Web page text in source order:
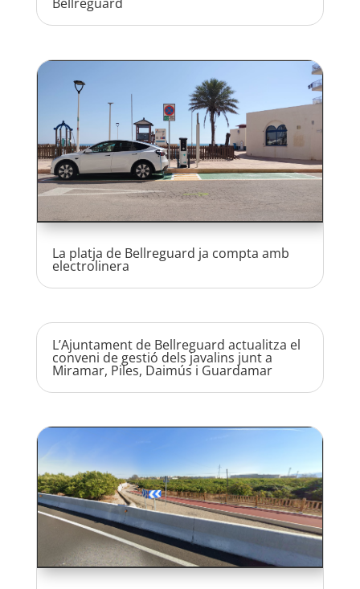
La platja de Bellreguard ja compta amb
electrolinera
L’Ajuntament de Bellreguard actualitza el
conveni de gestió dels javalins junt a
Miramar, Piles, Daimús i Guardamar